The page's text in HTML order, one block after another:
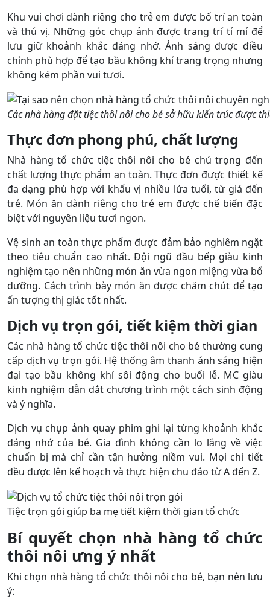
Khu vui chơi dành riêng cho trẻ em được bố trí an toàn
và thú vị. Những góc chụp ảnh được trang trí tỉ mỉ để
lưu giữ khoảnh khắc đáng nhớ. Ánh sáng được điều
chỉnh phù hợp để tạo bầu không khí trang trọng nhưng
không kém phần vui tươi.
Các nhà hàng đặt tiệc thôi nôi cho bé sở hữu kiến trúc được
Thực đơn phong phú, chất lượng
Nhà hàng tổ chức tiệc thôi nôi cho bé chú trọng đến
chất lượng thực phẩm an toàn. Thực đơn được thiết kế
đa dạng phù hợp với khẩu vị nhiều lứa tuổi, từ giá đến
trẻ. Món ăn dành riêng cho trẻ em được chế biến đặc
biệt với nguyên liệu tươi ngon.
Vệ sinh an toàn thực phẩm được đảm bảo nghiêm ngặt
theo tiêu chuẩn cao nhất. Đội ngũ đầu bếp giàu kinh
nghiệm tạo nên những món ăn vừa ngon miệng vừa bổ
dưỡng. Cách trình bày món ăn được chăm chút để tạo
ấn tượng thị giác tốt nhất.
Dịch vụ trọn gói, tiết kiệm thời gian
Các nhà hàng tổ chức tiệc thôi nôi cho bé thường cung
cấp dịch vụ trọn gói. Hệ thống âm thanh ánh sáng hiện
đại tạo bầu không khí sôi động cho buổi lễ. MC giàu
kinh nghiệm dẫn dắt chương trình một cách sinh động
và ý nghĩa.
Dịch vụ chụp ảnh quay phim ghi lại từng khoảnh khắc
đáng nhớ của bé. Gia đình không cần lo lắng về việc
chuẩn bị mà chỉ cần tận hưởng niềm vui. Mọi chi tiết
đều được lên kế hoạch và thực hiện chu đáo từ A đến Z.
Tiệc trọn gói giúp ba mẹ tiết kiệm thời gian tổ chức
Bí quyết chọn nhà hàng tổ chức
thôi nôi ưng ý nhất
Khi chọn nhà hàng tổ chức thôi nôi cho bé, bạn nên lưu
ý: